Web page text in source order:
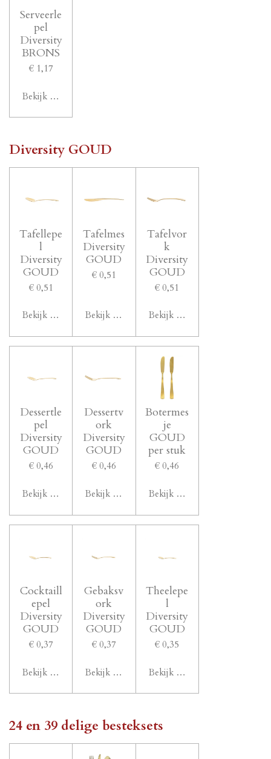
Serveerle
pel
Diversity
BRONS
€ 1,17
Bekijk details
Diversity GOUD
Tafellepe
l
Diversity
GOUD
€ 0,51
Bekijk details
Tafelmes
Diversity
GOUD
€ 0,51
Bekijk details
Tafelvor
k
Diversity
GOUD
€ 0,51
Bekijk details
Dessertle
pel
Diversity
GOUD
€ 0,46
Bekijk details
Dessertv
ork
Diversity
GOUD
€ 0,46
Bekijk details
Botermes
je
GOUD
per stuk
€ 0,46
Bekijk details
Cocktaill
epel
Diversity
GOUD
€ 0,37
Bekijk details
Gebaksv
ork
Diversity
GOUD
€ 0,37
Bekijk details
Theelepe
l
Diversity
GOUD
€ 0,35
Bekijk details
24 en 39 delige besteksets